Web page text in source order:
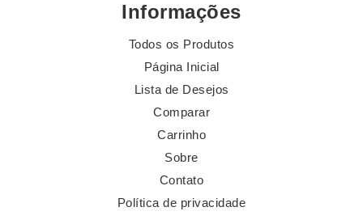
Informações
Todos os Produtos
Página Inicial
Lista de Desejos
Comparar
Carrinho
Sobre
Contato
Política de privacidade